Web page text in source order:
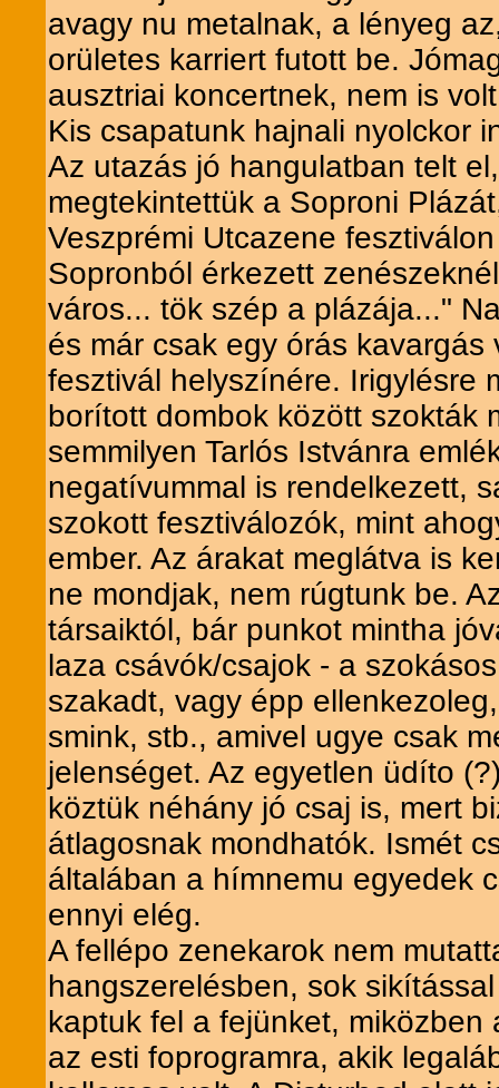
avagy nu metalnak, a lényeg
orületes karriert futott be.
ausztriai koncertnek, nem is
Kis csapatunk hajnali nyolckor
Az utazás jó hangulatban telt
megtekintettük a Soproni
Veszprémi Utcazene
Sopronból érkezett
város... tök szép a plázája..."
és már csak egy órás
fesztivál helyszínére. Irigylésre
borított dombok között szokták
semmilyen Tarlós Istvánra
negatívummal is rendelkezett,
szokott fesztiválozók, mint
ember. Az árakat meglátva is
ne mondjak, nem rúgtunk be.
társaiktól, bár punkot mintha
laza csávók/csajok - a
szakadt, vagy épp
smink, stb., amivel ugye csak
jelenséget. Az egyetlen üdíto
köztük néhány jó csaj is, mert
átlagosnak mondhatók. Ismét
általában a hímnemu egyedek
ennyi elég.
A fellépo zenekarok nem
hangszerelésben, sok
kaptuk fel a fejünket,
az esti foprogramra, akik